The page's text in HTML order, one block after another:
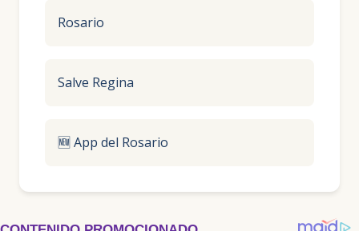
Rosario
Salve Regina
🆕 App del Rosario